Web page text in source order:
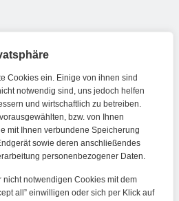
Cookies ein. Einige von ihnen sind
notwendig sind, uns jedoch helfen
und wirtschaftlich zu betreiben.
bzw. von Ihnen
mit Ihnen verbundene Speicherung
sowie deren anschließendes
personenbezogener Daten.
notwendigen Cookies mit dem
all” einwilligen oder sich per Klick auf